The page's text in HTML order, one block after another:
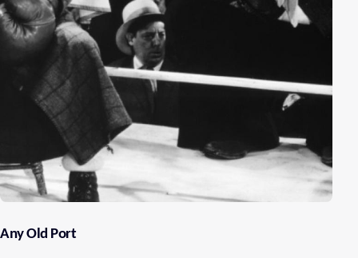
Any Old Port